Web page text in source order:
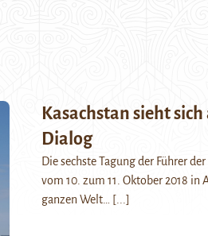
Kasachstan sieht
Dialog
Die sechste Tagung der Führer
vom 10. zum 11. Oktober 2018 in
ganzen Welt…
[...]